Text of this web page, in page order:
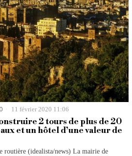
11 février 2020 11:06
2 tours de plus de 20
et un hôtel d’une valeur de
routière (idealista/news) La mairie de